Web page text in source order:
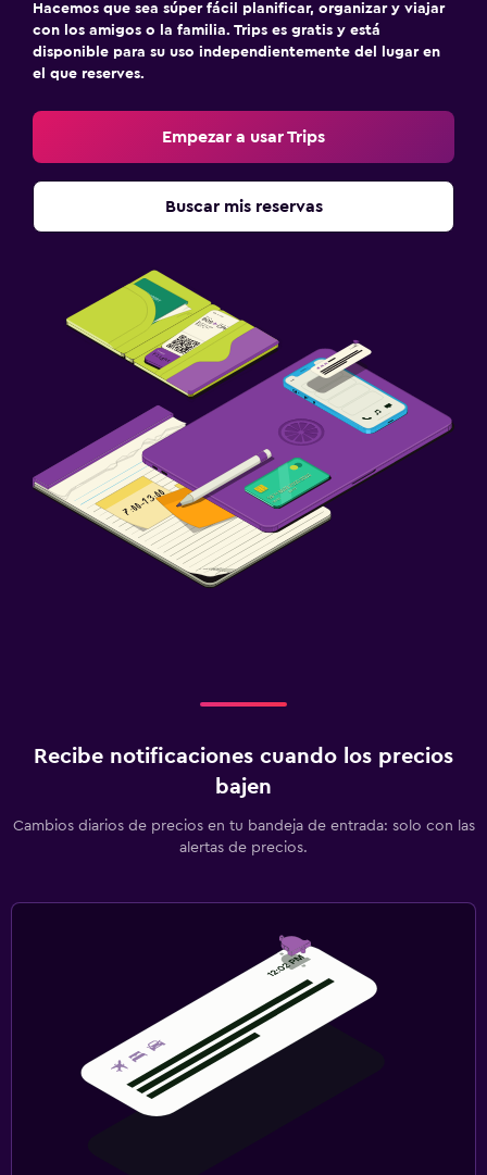
Hacemos que sea súper fácil planificar, organizar y viajar
con los amigos o la familia. Trips es gratis y está
disponible para su uso independientemente del lugar en
el que reserves.
Empezar a usar Trips
Buscar mis reservas
Recibe notificaciones cuando los precios
bajen
Cambios diarios de precios en tu bandeja de entrada: solo con las
alertas de precios.